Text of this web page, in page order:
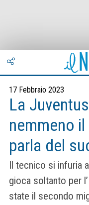
17 Febbraio 2023
La
nemmeno
parla del
Il tecnico si infuria
gioca soltanto per
state il secondo